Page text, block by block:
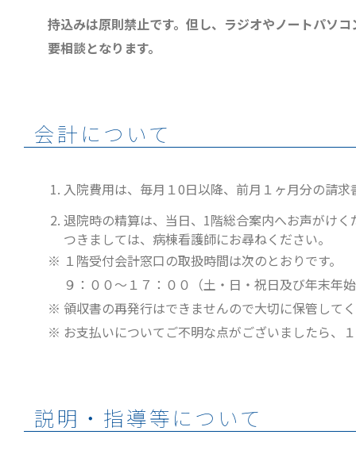
持込みは原則禁止です。但し、ラジオやノートパソ
要相談となります。
会計について
入院費用は、毎月１0日以降、前月１ヶ月分の請
退院時の精算は、当日、1階総合案内へお声がけ
つきましては、病棟看護師にお尋ねください。
※ １階受付会計窓口の取扱時間は次のとおりです。
９：００～１７：００（土・日・祝日及び年末年
※ 領収書の再発行はできませんので大切に保管して
※ お支払いについてご不明な点がございましたら、
説明・指導等について